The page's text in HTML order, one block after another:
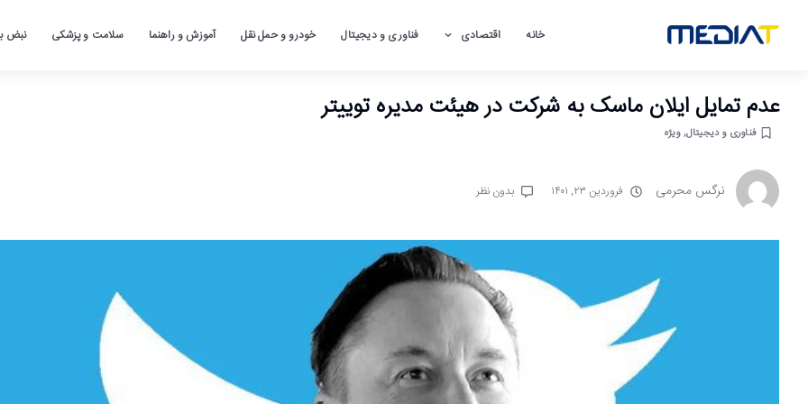
خانه اقتصادی فناوری و دیجیتال خودرو و حمل نقل آموزش و راهنما سلامت و پزشکی نبض
عدم تمایل ایلان ماسک به شرکت در هیئت مدیره توییتر
فناوری و دیجیتال,ویژه
نرگس محرمی فروردین ۲۳, ۱۴۰۱ بدون نظر